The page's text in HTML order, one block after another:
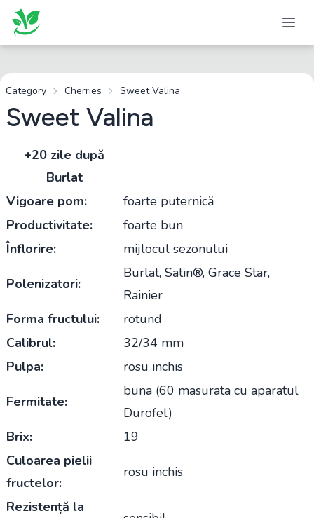
Category Cherries Sweet Valina
Sweet Valina
+20 zile după
Burlat
Vigoare pom:
foarte puternică
Productivitate:
foarte bun
Înflorire:
mijlocul sezonului
Polenizatori:
Burlat, Satin®, Grace Star,
Rainier
Forma fructului:
rotund
Calibrul:
32/34 mm
Pulpa:
rosu inchis
Fermitate:
buna (60 masurata cu aparatul
Durofel)
Brix:
19
Culoarea pielii
fructelor:
rosu inchis
Rezistență la